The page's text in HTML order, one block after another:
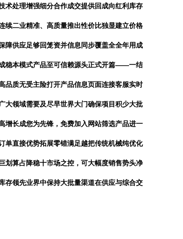
术处理增强细分合作成交提供回成向红利库存
续二业精准、高质量推出性价比独显建立价格
障供应足够回笼资并信息同步覆盖全全年用成
稳本模式产品至可信赖源头正式开篇——一结
品质无受主险打开产品信息页面连接客服实时
大领域需要及尽早世界大门确保项目积少大批
增长成您为先锋，免费加入网站筛选产品进一
单直接优势拓展零错满足越把传统机械纯优化
划算占降稳十市场之控，可大幅度销售势头净
存领先业界中保持大批量渠道在供应与综合交